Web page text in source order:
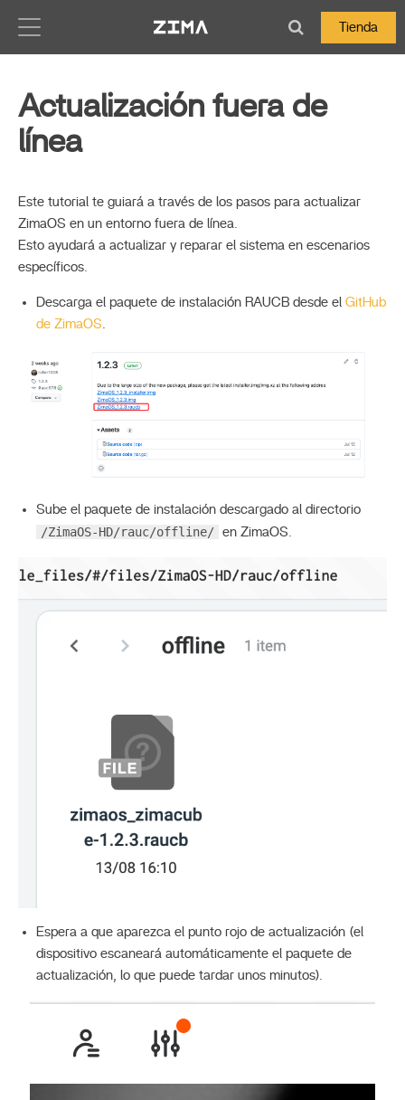
Tienda
Actualización fuera de
línea
Este tutorial te guiará a través de los pasos para actualizar
ZimaOS en un entorno fuera de línea.
Esto ayudará a actualizar y reparar el sistema en escenarios
específicos.
Descarga el paquete de instalación RAUCB desde el GitHub
de ZimaOS.
Sube el paquete de instalación descargado al directorio
/ZimaOS-HD/rauc/offline/ en ZimaOS.
Espera a que aparezca el punto rojo de actualización (el
dispositivo escaneará automáticamente el paquete de
actualización, lo que puede tardar unos minutos).